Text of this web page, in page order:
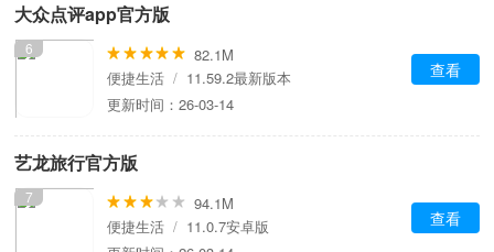
大众点评app官方版
6
82.1M
便捷生活 / 11.59.2最新版本
更新时间：26-03-14
查看
艺龙旅行官方版
7
94.1M
便捷生活 / 11.0.7安卓版
查看